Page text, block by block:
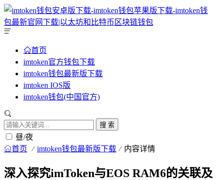
首页
imtoken官方钱包下载
imtoken钱包最新版下载
imtoken IOS版
imtoken钱包(中国官方)
搜 索
昼/夜
首页 imtoken钱包最新版下载 内容详情
深入探究imToken与EOS RAM6的关联及